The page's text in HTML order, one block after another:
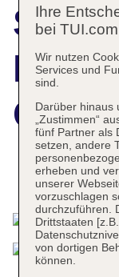
Das
Ihre
bei TUI.com
Wir nutzen
Services und
sind.
Darüber hinaus
„Zustimmen“
fünf Partner als
setzen, andere
erheben und
unserer
vorzuschlagen
durchzuführen.
Drittstaaten
von dortigen
können.